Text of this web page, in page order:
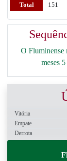
Total
151
O Fluminense
meses
Vitória
Empate
Derrota